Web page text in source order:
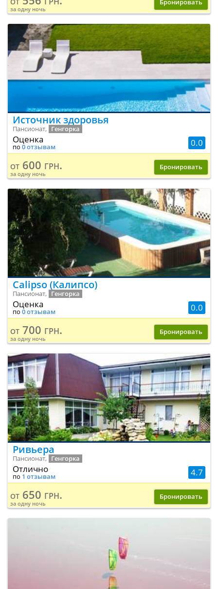
за одну ночь
Бронировать
Источник здоровья
Пансионат, Генгорка
0.0
Оценка
по 0 отзывам
от 600 грн.
за одну ночь
Бронировать
Calipso (Калипсо)
Пансионат, Генгорка
0.0
Оценка
по 0 отзывам
от 700 грн.
за одну ночь
Бронировать
Ривьера
Пансионат, Генгорка
4.7
Отлично
по 1 отзывам
от 650 грн.
за одну ночь
Бронировать